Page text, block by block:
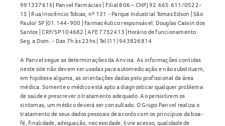
991337615| Panvel Farmácias | Filial 806 – CNPJ 92.665.611/0522-
15 | Rua Inocêncio Tobias, nº 131 - Parque Industrial Tomas Edson | São
Paulo/ SP |01.144-900 | Farmacêutico responsável: Douglas Cassin dos
Santos | CRF/SP 104682 | AFE 7752413 |Horário de funcionamento:
Seg. a Dom. - Das 7h às 23hs | Tel (11) 943826814
A Panvel segue as determinações da Anvisa. As informações contidas
neste site não devem ser usadas para automedicação e não substituem,
em hipótese alguma, as orientações dadas pelo profissional da área
médica. Somente o médico está apto a diagnosticar qualquer problema
de saúde e prescrever o tratamento adequado. Ao persistirem os
sintomas, um médico deverá ser consultado. O Grupo Panvel realiza o
tratamento de seus dados pessoais de acordo com os princípios da boa-
fé, finalidade, adequação, necessidade, livre acesso, qualidade de